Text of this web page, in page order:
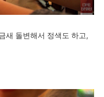
새 돌변해서 정색도 하고,